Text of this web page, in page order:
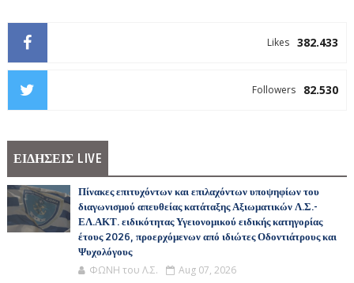
382.433
Likes
82.530
Followers
ΕΙΔΗΣΕΙΣ LIVE
Πίνακες επιτυχόντων και επιλαχόντων υποψηφίων του
διαγωνισμού απευθείας κατάταξης Αξιωματικών Λ.Σ.-
ΕΛ.ΑΚΤ. ειδικότητας Υγειονομικού ειδικής κατηγορίας
έτους 2026, προερχόμενων από ιδιώτες Οδοντιάτρους και
Ψυχολόγους
ΦΩΝΗ του Λ.Σ. Aug 07, 2026